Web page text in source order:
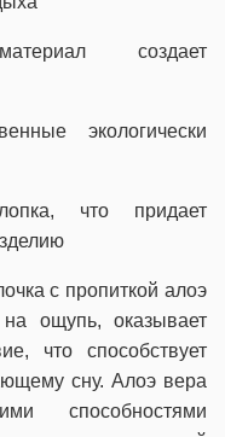
создает
экологически
что придает
с пропиткой алоэ
ощупь, оказывает
что способствует
сну. Алоэ вера
способностями